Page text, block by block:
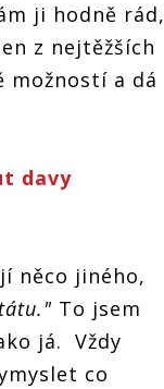
ji hodně rád,
z nejtěžších
možností a dá
davy
něco jiného,
To jsem
já. Vždy
co